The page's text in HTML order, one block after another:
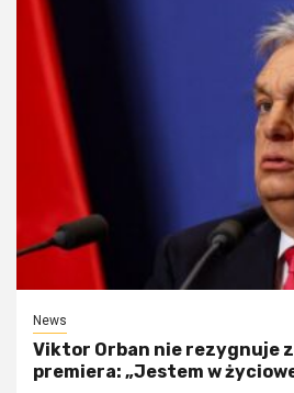
News
Viktor Orban nie rezygnuje
premiera: „Jestem w